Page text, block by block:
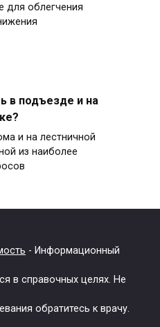
для облегчения
в подъезде и на
и на лестничной
из наиболее
- Информационный
в справочных целях. Не
обратитесь к врачу.